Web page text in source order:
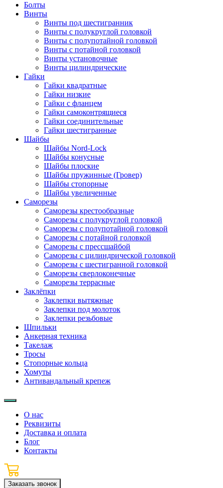
Болты
Винты
Винты под шестигранник
Винты с полукруглой головкой
Винты с полупотайной головкой
Винты с потайной головкой
Винты установочные
Винты цилиндрические
Гайки
Гайки квадратные
Гайки низкие
Гайки с фланцем
Гайки самоконтрящиеся
Гайки соединительные
Гайки шестигранные
Шайбы
Шайбы Nord-Lock
Шайбы конусные
Шайбы плоские
Шайбы пружинные (Гровер)
Шайбы стопорные
Шайбы увеличенные
Саморезы
Саморезы крестообразные
Саморезы с полукруглой головкой
Саморезы с полупотайной головкой
Саморезы с потайной головкой
Саморезы с прессшайбой
Саморезы с цилиндрической головкой
Саморезы с шестигранной головкой
Саморезы сверлоконечные
Саморезы террасные
Заклёпки
Заклепки вытяжные
Заклепки под молоток
Заклепки резьбовые
Шпильки
Анкерная техника
Такелаж
Тросы
Стопорные кольца
Хомуты
Антивандальный крепеж
О нас
Реквизиты
Доставка и оплата
Блог
Контакты
Заказать звонок